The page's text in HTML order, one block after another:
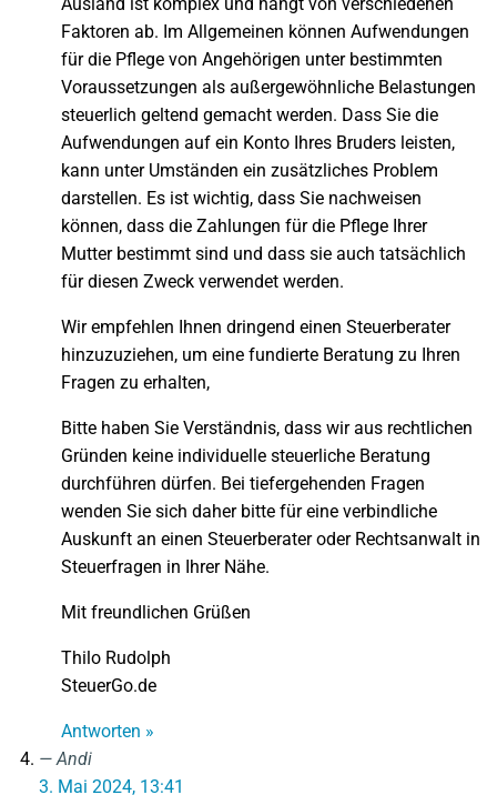
Faktoren ab. Im Allgemeinen können Aufwendungen
für die Pflege von Angehörigen unter bestimmten
Voraussetzungen als außergewöhnliche Belastungen
steuerlich geltend gemacht werden. Dass Sie die
Aufwendungen auf ein Konto Ihres Bruders leisten,
kann unter Umständen ein zusätzliches Problem
darstellen. Es ist wichtig, dass Sie nachweisen
können, dass die Zahlungen für die Pflege Ihrer
Mutter bestimmt sind und dass sie auch tatsächlich
für diesen Zweck verwendet werden.
Wir empfehlen Ihnen dringend einen Steuerberater
hinzuzuziehen, um eine fundierte Beratung zu Ihren
Fragen zu erhalten,
Bitte haben Sie Verständnis, dass wir aus rechtlichen
Gründen keine individuelle steuerliche Beratung
durchführen dürfen. Bei tiefergehenden Fragen
wenden Sie sich daher bitte für eine verbindliche
Auskunft an einen Steuerberater oder Rechtsanwalt in
Steuerfragen in Ihrer Nähe.
Mit freundlichen Grüßen
Thilo Rudolph
SteuerGo.de
Antworten »
Andi
3. Mai 2024, 13:41